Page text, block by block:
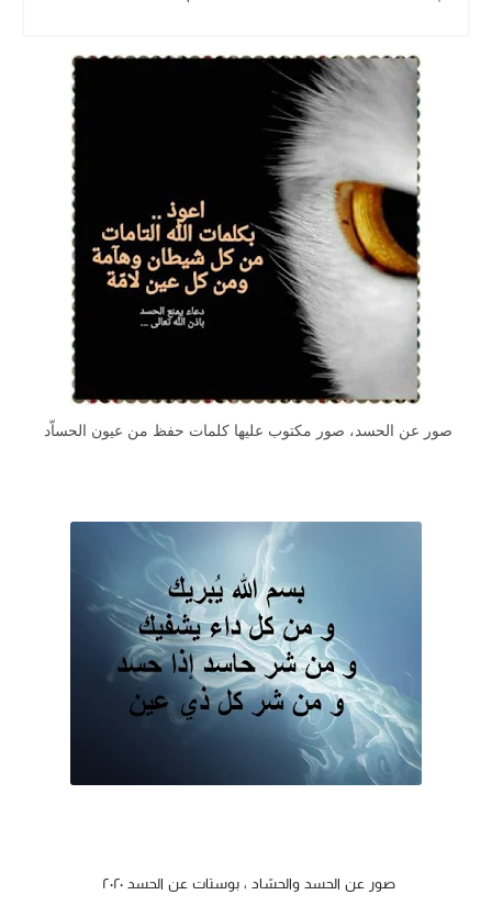
صور عن الحسد، صور مكتوب عليها كلمات حفظ من عيون الحساّد
صور عن الحسد والحسّاد ، بوستات عن الحسد ٢٠٢٠